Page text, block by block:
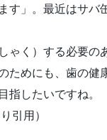
す」。最近はサバ
ゃく）する必要の
ためにも、歯の健
指したいですね。
引用）